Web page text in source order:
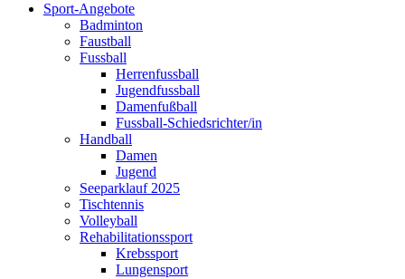
Sport-Angebote
Badminton
Faustball
Fussball
Herrenfussball
Jugendfussball
Damenfußball
Fussball-Schiedsrichter/in
Handball
Damen
Jugend
Seeparklauf 2025
Tischtennis
Volleyball
Rehabilitationssport
Krebssport
Lungensport